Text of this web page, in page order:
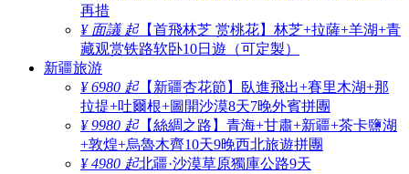
再措
¥ 面議 起【首飛林芝 赏桃花】林芝+拉薩+羊湖+青
藏观赏铁路软卧10日遊（可定製）
新疆旅游
¥ 6980 起【新疆杏花節】臥進飛出+賽里木湖+那
拉提+吐爾根+圖開沙漠8天7晚外賓拼團
¥ 9980 起【絲綢之路】青海+甘肅+新疆+茶卡鹽湖
+敦煌+烏魯木齊10天9晚西北旅遊拼團
¥ 4980 起北疆·沙漠草原獨庫公路9天